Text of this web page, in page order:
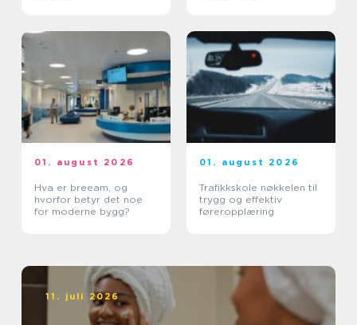
01. august 2026
Hva er breeam, og
hvorfor betyr det noe
for moderne bygg?
01. august 2026
Trafikkskole nøkkelen til
trygg og effektiv
føreropplæring
11. juli 2026